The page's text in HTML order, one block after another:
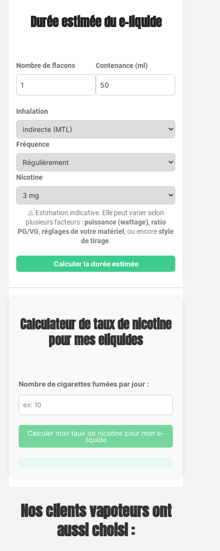
Durée estimée du e-liquide
Nombre de flacons Contenance (ml)
Inhalation
Fréquence
Nicotine
⚠️ Estimation indicative. Elle peut varier selon
plusieurs facteurs :puissance (wattage),ratio
PG/VG,réglages de votre matériel , ou encorestyle
de tirage.
Calculer la durée estimée
Calculateur de taux de nicotine
pour mes eliquides
Nombre de cigarettes fumées par jour :
Calculer mon taux de nicotine pour mon e-
liquide
Nos clients vapoteurs ont
aussi choisi :